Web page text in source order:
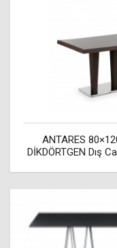
ANTARES
DİKDÖRTGEN Dış